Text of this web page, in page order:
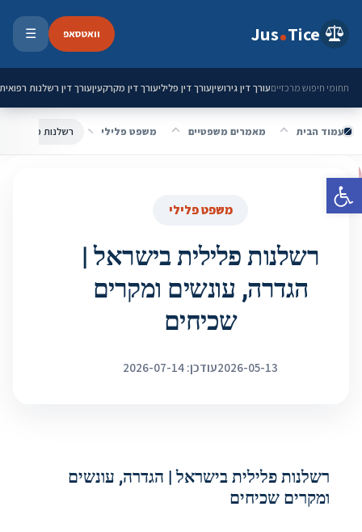
פתח סרגל נגישות
Jus Tice וואטסאפ ☰
תחומי חיפוש מרכזייםעורך דין גירושיןעורך דין פליליעורך דין מקרקעיןעורך דין רשלנות רפואית
עמוד הבית מאמרים משפטיים משפט פלילי רשלנות פלילית
משפט פלילי
רשלנות פלילית בישראל |
הגדרה, עונשים ומקרים
שכיחים
2026-05-13עודכן: 2026-07-14
רשלנות פלילית בישראל | הגדרה, עונשים
ומקרים שכיחים